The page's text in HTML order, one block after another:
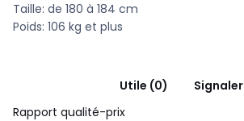
Taille: de 180 à 184 cm
Poids: 106 kg et plus
Utile (0)
Signaler
Rapport qualité-prix